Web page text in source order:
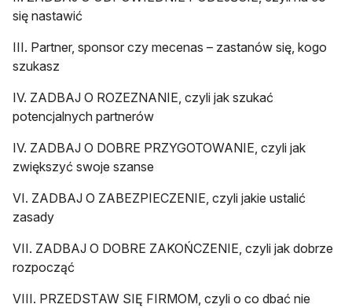
się nastawić
III. Partner, sponsor czy mecenas – zastanów się, kogo
szukasz
IV. ZADBAJ O ROZEZNANIE, czyli jak szukać
potencjalnych partnerów
IV. ZADBAJ O DOBRE PRZYGOTOWANIE, czyli jak
zwiększyć swoje szanse
VI. ZADBAJ O ZABEZPIECZENIE, czyli jakie ustalić
zasady
VII. ZADBAJ O DOBRE ZAKOŃCZENIE, czyli jak dobrze
rozpocząć
VIII. PRZEDSTAW SIĘ FIRMOM, czyli o co dbać nie